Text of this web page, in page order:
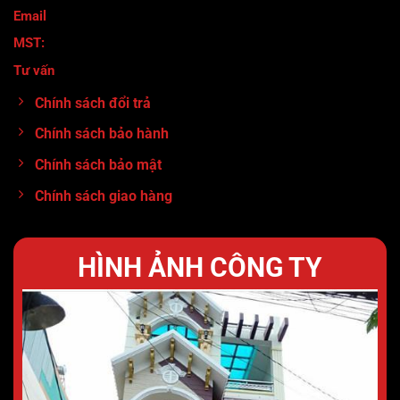
Email
MST:
Tư vấn
Chính sách đổi trả
Chính sách bảo hành
Chính sách bảo mật
Chính sách giao hàng
HÌNH ẢNH CÔNG TY